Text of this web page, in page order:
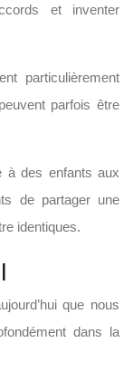
et inventer
particulièrement
parfois être
à des enfants aux
de partager une
identiques.
que nous
dans la